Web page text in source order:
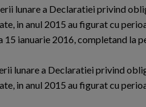
lunare a Declaratiei privind
in anul 2015 au figurat cu
ianuarie 2016, completand la
lunare a Declaratiei privind
in anul 2015 au figurat cu